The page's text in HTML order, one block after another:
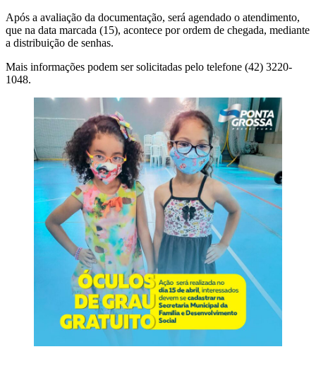
Após a avaliação da documentação, será agendado o atendimento,
que na data marcada (15), acontece por ordem de chegada, mediante
a distribuição de senhas.
Mais informações podem ser solicitadas pelo telefone (42) 3220-
1048.